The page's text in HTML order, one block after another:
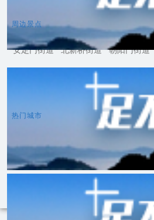
周边景点
安定门街道 北新桥街道 朝阳门街道
热门城市
吉隆坡 新加坡
北美洲 南美洲 非洲 大洋洲